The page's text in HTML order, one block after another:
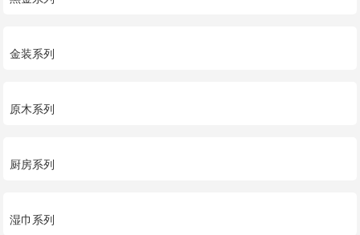
金装系列
原木系列
厨房系列
湿巾系列